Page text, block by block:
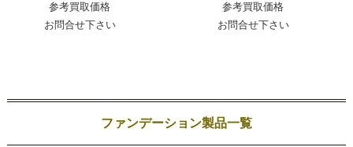
参考買取価格
お問合せ下さい
参考買取価格
お問合せ下さい
ファンデーション製品一覧